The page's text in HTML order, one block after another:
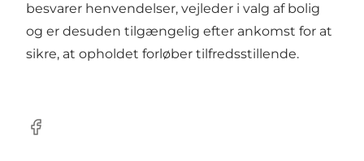
besvarer henvendelser, vejleder i valg af bolig
og er desuden tilgængelig efter ankomst for at
sikre, at opholdet forløber tilfredsstillende.
Facebook